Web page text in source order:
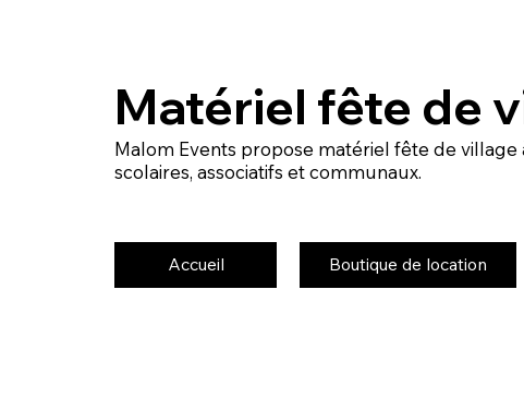
Matériel fête de
Malom Events propose matériel fête de
scolaires, associatifs et communaux.
Accueil Boutique de location